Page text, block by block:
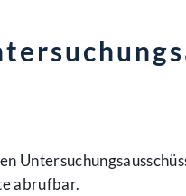
abrufbar.